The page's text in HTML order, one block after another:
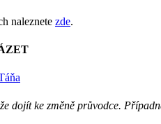
naleznete zde.
dojít ke změně průvodce.